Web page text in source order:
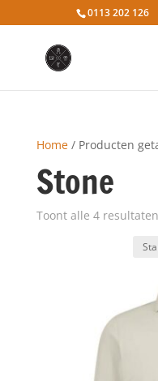
0113 202 126
Home/ Producten
Stone
Toont alle 4 resultaten